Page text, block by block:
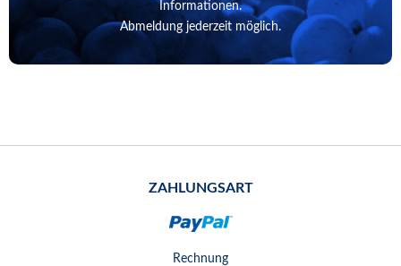
Informationen.
Abmeldung jederzeit möglich.
ZAHLUNGSART
Rechnung